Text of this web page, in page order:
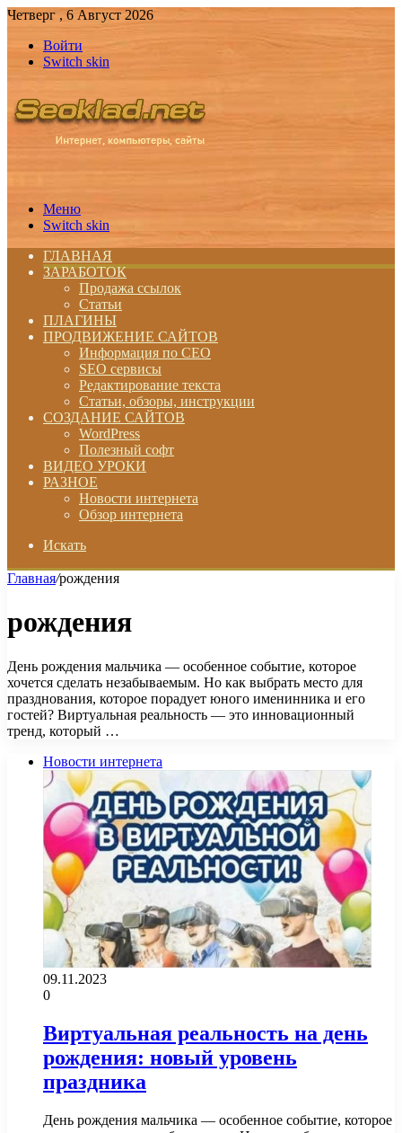
Четверг , 6 Август 2026
Войти
Switch skin
Меню
Switch skin
ГЛАВНАЯ
ЗАРАБОТОК
Продажа ссылок
Статьи
ПЛАГИНЫ
ПРОДВИЖЕНИЕ САЙТОВ
Информация по СЕО
SEO сервисы
Редактирование текста
Статьи, обзоры, инструкции
СОЗДАНИЕ САЙТОВ
WordPress
Полезный софт
ВИДЕО УРОКИ
РАЗНОЕ
Новости интернета
Обзор интернета
Искать
Главная/рождения
рождения
День рождения мальчика — особенное событие, которое
хочется сделать незабываемым. Но как выбрать место для
празднования, которое порадует юного именинника и его
гостей? Виртуальная реальность — это инновационный
тренд, который …
Новости интернета
09.11.2023
0
Виртуальная реальность на день
рождения: новый уровень
праздника
День рождения мальчика — особенное событие, которое